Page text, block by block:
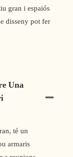
gran i espaiós
disseny pot fer
Una
té un
armaris